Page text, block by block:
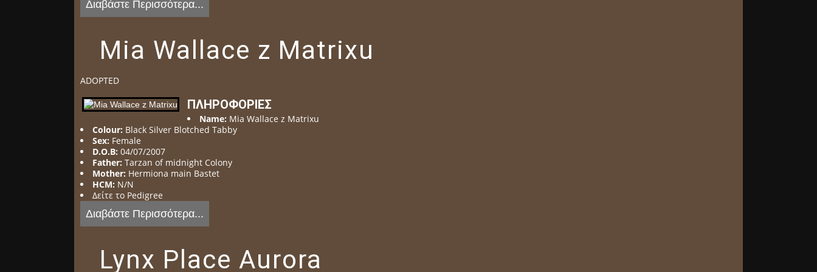
Διαβάστε Περισσότερα...
Mia Wallace z Matrixu
ADOPTED
ΠΛΗΡΟΦΟΡΊΕΣ
Name: Mia Wallace z Matrixu
Colour: Black Silver Blotched Tabby
Sex: Female
D.O.B: 04/07/2007
Father: Tarzan of midnight Colony
Mother: Hermiona main Bastet
HCM: N/N
Δείτε το Pedigree
Διαβάστε Περισσότερα...
Lynx Place Aurora